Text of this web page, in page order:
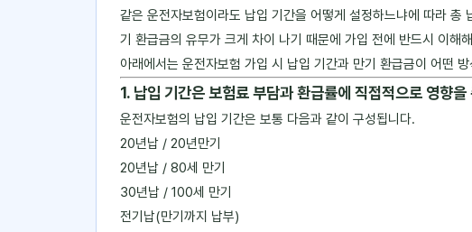
같은 운전자보험이라도 납입 기간을 어떻게 설정하느냐에 따라
기 환급금의 유무가 크게 차이 나기 때문에 가입 전에 반드시 이해
아래에서는 운전자보험 가입 시 납입 기간과 만기 환급금이 어떤
1. 납입 기간은 보험료 부담과 환급률에 직접적으로 영향을
운전자보험의 납입 기간은 보통 다음과 같이 구성됩니다.
20년납 / 20년만기
20년납 / 80세 만기
30년납 / 100세 만기
전기납(만기까지 납부)